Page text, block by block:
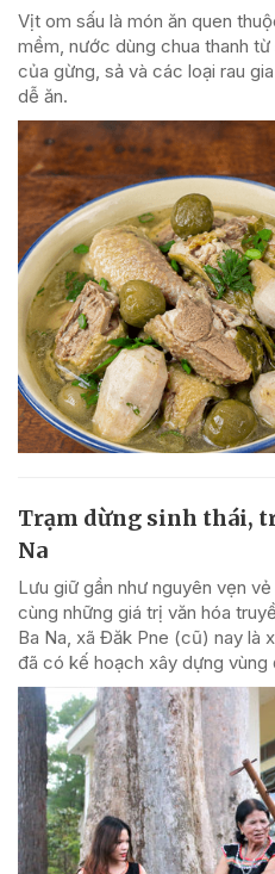
Vịt om sấu là món ăn quen
mềm, nước dùng chua thanh
của gừng, sả và các loại rau
dễ ăn.
Trạm dừng sinh thái,
Na
Lưu giữ gần như nguyên vẹn
cùng những giá trị văn hóa
Ba Na, xã Đăk Pne (cũ) nay là
đã có kế hoạch xây dựng vùng